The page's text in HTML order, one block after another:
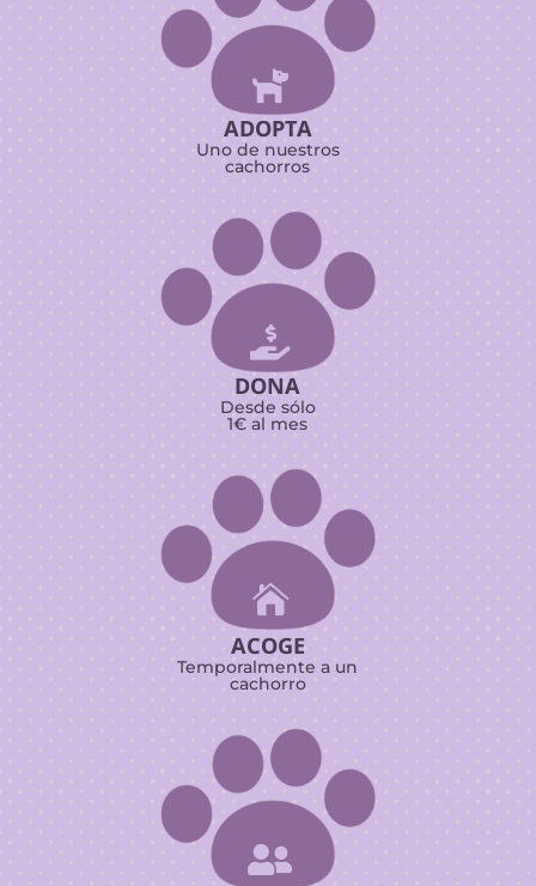

ADOPTA
Uno de nuestros
cachorros

DONA
Desde sólo
1€ al mes

ACOGE
Temporalmente a un
cachorro
